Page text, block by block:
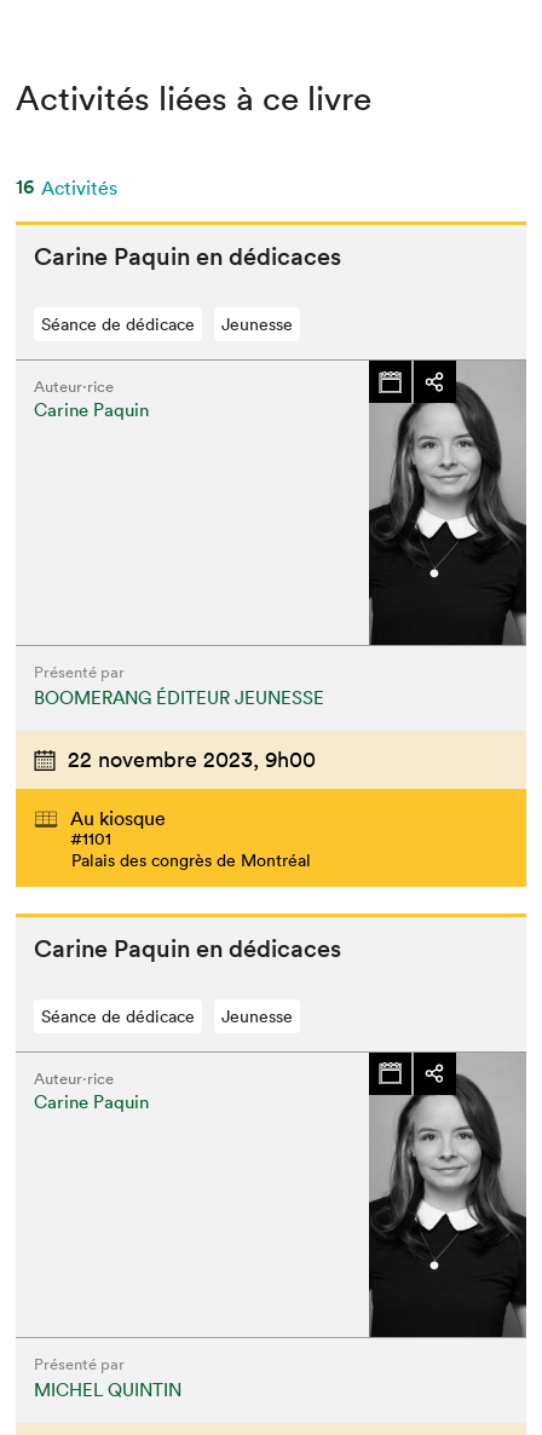
Activités liées à ce livre
16 Activités
Carine Paquin en dédicaces
Séance de dédicace Jeunesse
Auteur·rice
Carine Paquin
Présenté par
BOOMERANG ÉDITEUR JEUNESSE
22 novembre 2023, 9h00
Au kiosque
#1101
Palais des congrès de Montréal
Carine Paquin en dédicaces
Séance de dédicace Jeunesse
Auteur·rice
Carine Paquin
Présenté par
MICHEL QUINTIN